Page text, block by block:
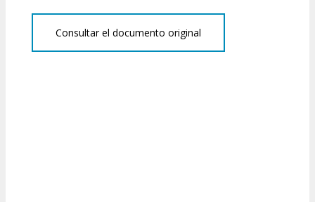
Consultar el documento original